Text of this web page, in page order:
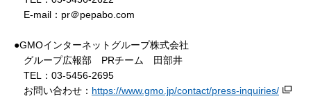
E-mail：pr＠pepabo.com
●GMOインターネットグループ株式会社
グループ広報部 PRチーム 田部井
TEL：03-5456-2695
お問い合わせ： https://www.gmo.jp/contact/press-inquiries/